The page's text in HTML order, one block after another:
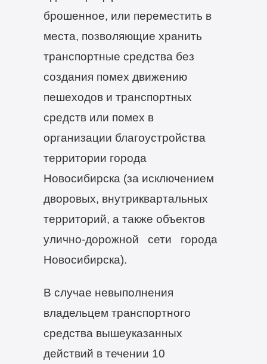
брошенное, или переместить в
места, позволяющие хранить
транспортные средства без
создания помех движению
пешеходов и транспортных
средств или помех в
организации благоустройства
территории города
Новосибирска (за исключением
дворовых, внутриквартальных
территорий, а также объектов
улично-дорожной сети города
Новосибирска).
В случае невыполнения
владельцем транспортного
средства вышеуказанных
действий в течении 10